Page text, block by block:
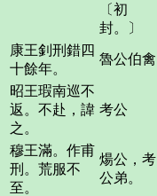
〔初
封。〕
康王釗刑錯四
十餘年。
魯公伯禽
昭王瑕南巡不
返。不赴，諱
之。
考公
穆王滿。作甫
刑。荒服不
至。
煬公，考
公弟。